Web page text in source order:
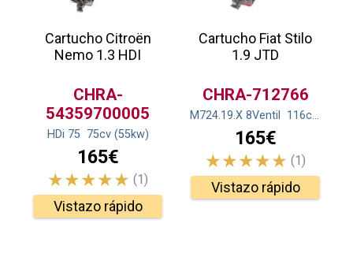
Cartucho Citroën
Nemo 1.3 HDI
CHRA-
54359700005
HDi 75 75cv (55kw)
165€
(1)
Vistazo rápido
Cartucho Fiat Stilo
1.9 JTD
CHRA-712766
M724.19.X 8Ventil 116cv
165€
(1)
Vistazo rápido